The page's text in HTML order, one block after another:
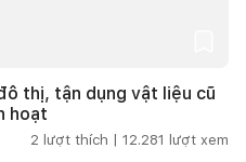
thị, tận dụng vật liệu cũ
hoạt
2 lượt thích | 12.281 lượt xem